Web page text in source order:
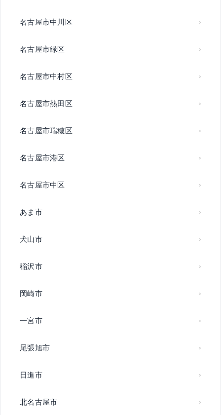
名古屋市中川区
名古屋市緑区
名古屋市中村区
名古屋市熱田区
名古屋市瑞穂区
名古屋市港区
名古屋市中区
あま市
犬山市
稲沢市
岡崎市
一宮市
尾張旭市
日進市
北名古屋市